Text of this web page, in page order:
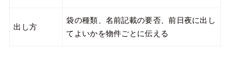
出し方
袋の種類、名前記載の要否、前日夜に出し
てよいかを物件ごとに伝える